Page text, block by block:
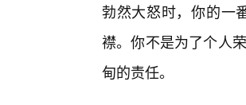
勃然大怒时，你的一
襟。你不是为了个人
甸的责任。